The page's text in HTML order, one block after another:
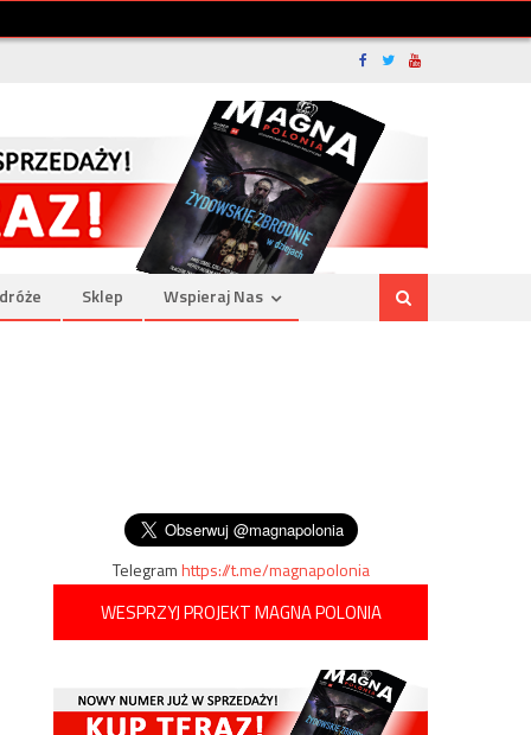
Sklep Wspieraj Nas
Telegramhttps://t.me/magnapolonia
WESPRZYJ PROJEKT MAGNA POLONIA